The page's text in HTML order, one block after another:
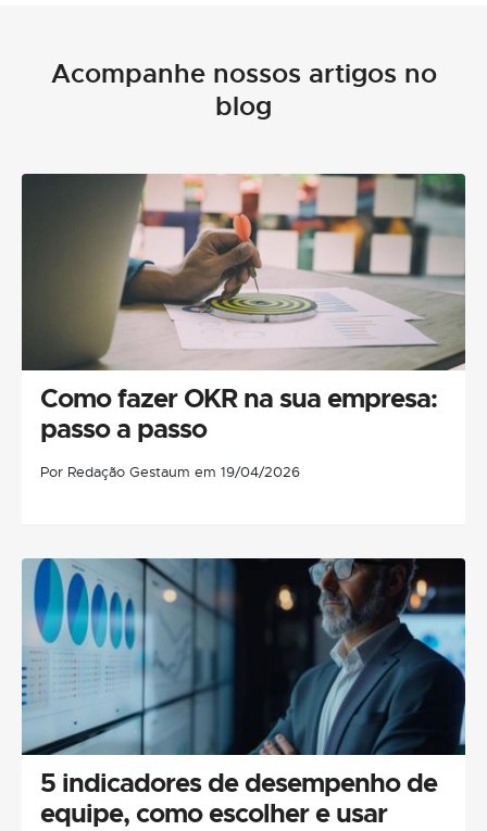
Acompanhe nossos artigos no
blog
Como fazer OKR na sua empresa:
passo a passo
Por Redação Gestaum em 19/04/2026
5 indicadores de desempenho de
equipe, como escolher e usar